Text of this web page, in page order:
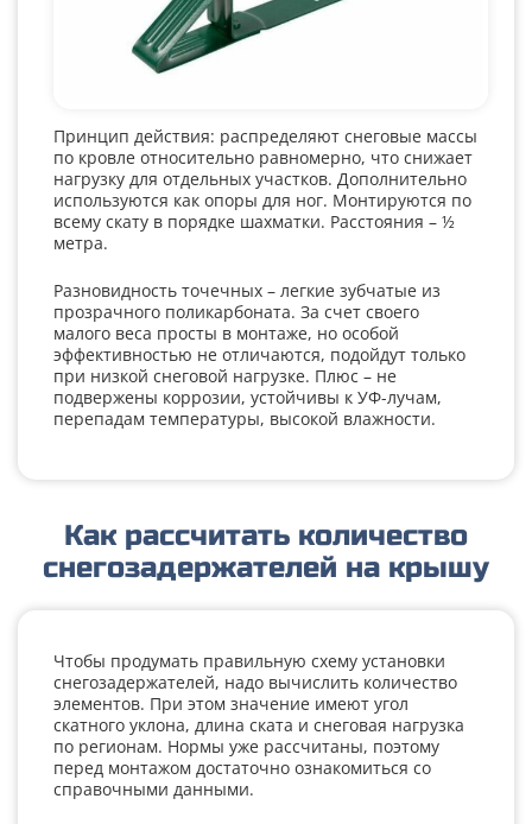
Принцип действия: распределяют снеговые массы
по кровле относительно равномерно, что снижает
нагрузку для отдельных участков. Дополнительно
используются как опоры для ног. Монтируются по
всему скату в порядке шахматки. Расстояния – ½
метра.
Разновидность точечных – легкие зубчатые из
прозрачного поликарбоната. За счет своего
малого веса просты в монтаже, но особой
эффективностью не отличаются, подойдут только
при низкой снеговой нагрузке. Плюс – не
подвержены коррозии, устойчивы к УФ-лучам,
перепадам температуры, высокой влажности.
Как рассчитать количество
снегозадержателей на крышу
Чтобы продумать правильную схему установки
снегозадержателей, надо вычислить количество
элементов. При этом значение имеют угол
скатного уклона, длина ската и снеговая нагрузка
по регионам. Нормы уже рассчитаны, поэтому
перед монтажом достаточно ознакомиться со
справочными данными.